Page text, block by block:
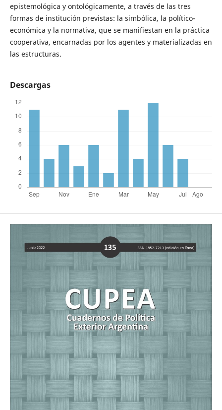
epistemológica y ontológicamente, a través de las tres
formas de institución previstas: la simbólica, la político-
económica y la normativa, que se manifiestan en la práctica
cooperativa, encarnadas por los agentes y materializadas en
las estructuras.
Descargas